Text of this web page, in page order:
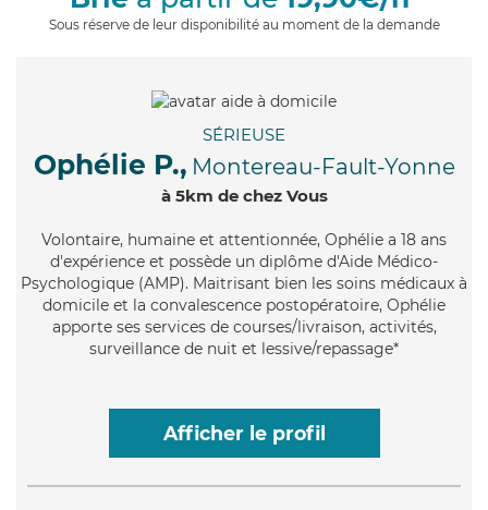
Sous réserve de leur disponibilité au moment de la demande
SÉRIEUSE
Ophélie P., Montereau-Fault-Yonne
à 5km de chez Vous
Volontaire, humaine et attentionnée, Ophélie a 18 ans
d'expérience et possède un diplôme d'Aide Médico-
Psychologique (AMP). Maitrisant bien les soins médicaux à
domicile et la convalescence postopératoire, Ophélie
apporte ses services de courses/livraison, activités,
surveillance de nuit et lessive/repassage*
Afficher le profil